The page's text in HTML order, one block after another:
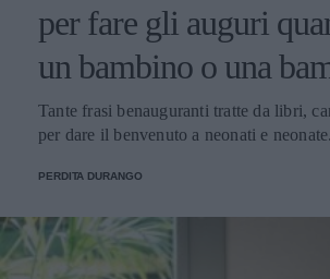
per fare gli auguri
un bambino o una
Tante frasi benauguranti tratte da libri,
per dare il benvenuto a neonati e neonate.
PERDITA DURANGO